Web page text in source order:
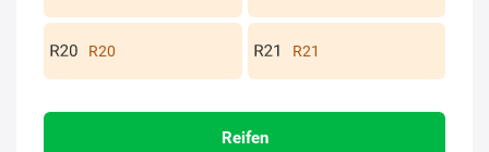
R20 R21
Reifen